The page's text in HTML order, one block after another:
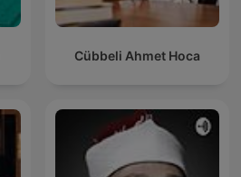
Cübbeli Ahmet Hoca